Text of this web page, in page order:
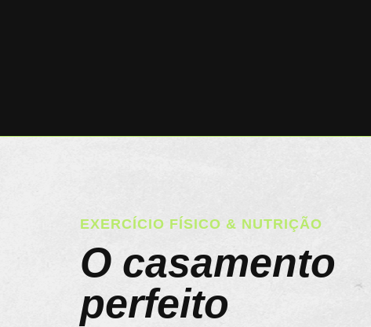
EXERCÍCIO FÍSICO & NUTRIÇÃO
O casamento
perfeito